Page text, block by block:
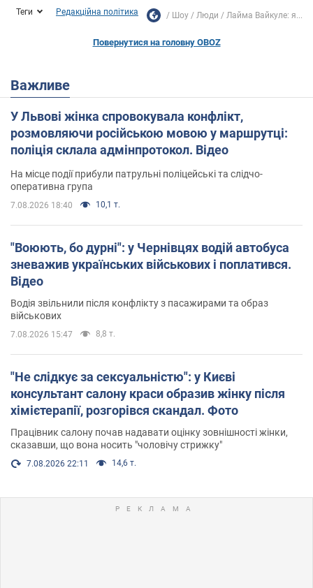
Теги Редакційна політика Шоу Люди Лайма Вайкуле: я...
Повернутися на головну OBOZ
Важливе
У Львові жінка спровокувала конфлікт,
розмовляючи російською мовою у маршрутці:
поліція склала адмінпротокол. Відео
На місце події прибули патрульні поліцейські та слідчо-
оперативна група
7.08.2026 18:40 10,1 т.
"Воюють, бо дурні": у Чернівцях водій автобуса
зневажив українських військових і поплатився.
Відео
Водія звільнили після конфлікту з пасажирами та образ
військових
7.08.2026 15:47 8,8 т.
"Не слідкує за сексуальністю": у Києві
консультант салону краси образив жінку після
хімієтерапії, розгорівся скандал. Фото
Працівник салону почав надавати оцінку зовнішності жінки,
сказавши, що вона носить "чоловічу стрижку"
7.08.2026 22:11 14,6 т.